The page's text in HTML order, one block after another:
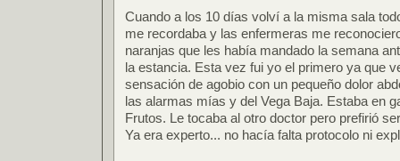
Cuando a los 10 días volví a la misma sala
me recordaba y las enfermeras me
naranjas que les había mandado la semana
la estancia. Esta vez fui yo el primero ya que
sensación de agobio con un pequeño dolor
las alarmas mías y del Vega Baja. Estaba en
Frutos. Le tocaba al otro doctor pero prefirió
Ya era experto... no hacía falta protocolo ni